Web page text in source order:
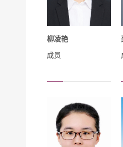
柳凌艳
成员